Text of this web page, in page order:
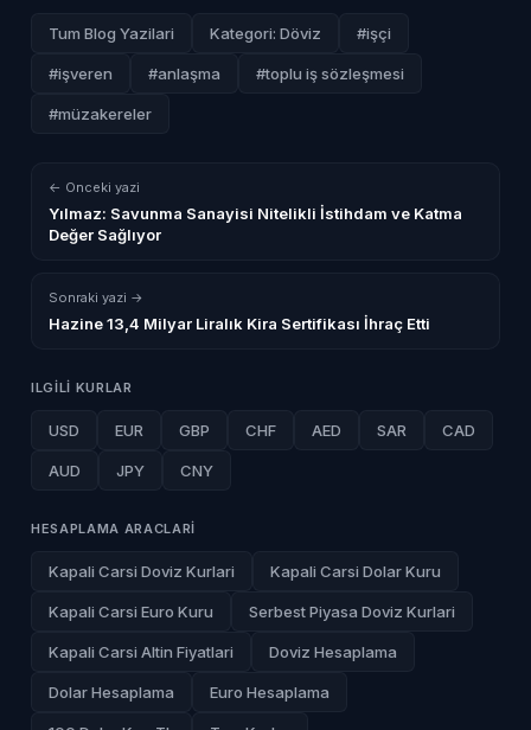
Tum Blog Yazilari Kategori: Döviz #işçi
#işveren #anlaşma #toplu iş sözleşmesi
#müzakereler
← Onceki yazi
Yılmaz: Savunma Sanayisi Nitelikli İstihdam ve Katma
Değer Sağlıyor
Sonraki yazi →
Hazine 13,4 Milyar Liralık Kira Sertifikası İhraç Etti
ILGILI KURLAR
USD EUR GBP CHF AED SAR CAD
AUD JPY CNY
HESAPLAMA ARACLARI
Kapali Carsi Doviz Kurlari Kapali Carsi Dolar Kuru
Kapali Carsi Euro Kuru Serbest Piyasa Doviz Kurlari
Kapali Carsi Altin Fiyatlari Doviz Hesaplama
Dolar Hesaplama Euro Hesaplama